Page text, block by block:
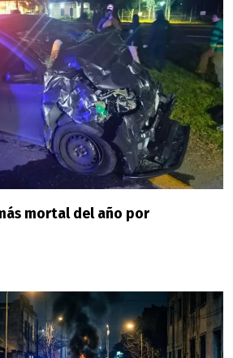
mortal del año por